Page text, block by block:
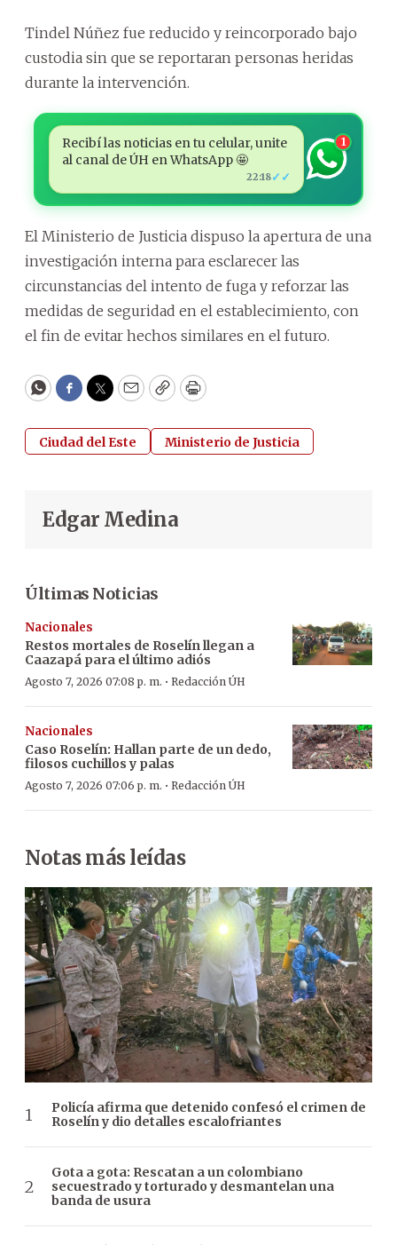
Tindel Núñez fue reducido y reincorporado bajo
custodia sin que se reportaran personas heridas
durante la intervención.
Recibí las noticias en tu celular, unite
al canal de ÚH en WhatsApp 🤩
22:18✓✓
1
El Ministerio de Justicia dispuso la apertura de una
investigación interna para esclarecer las
circunstancias del intento de fuga y reforzar las
medidas de seguridad en el establecimiento, con
el fin de evitar hechos similares en el futuro.
WhatsApp
Facebook
Twitter
EmailCopyPrint
Ciudad del Este Ministerio de Justicia
Edgar Medina
Últimas Noticias
Nacionales
Restos mortales de Roselín llegan a
Caazapá para el último adiós
Agosto 7, 2026 07:08 p. m. · Redacción ÚH
Nacionales
Caso Roselín: Hallan parte de un dedo,
filosos cuchillos y palas
Agosto 7, 2026 07:06 p. m. · Redacción ÚH
Notas más leídas
Policía afirma que detenido confesó el crimen de
Roselín y dio detalles escalofriantes
Gota a gota: Rescatan a un colombiano
secuestrado y torturado y desmantelan una
banda de usura